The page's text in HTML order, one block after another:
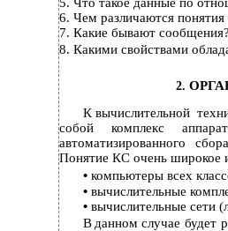
6. Чем различаются
7. Какие бывают сообщения?
8. Какими свойствами
2.
К вычислительной
собой комплекс
автоматизированного
Понятие КС очень широкое
• компьютеры всех
• вычислительные
• вычислительные сети
В данном случае будет